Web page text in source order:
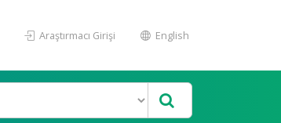
Araştırmacı Girişi English